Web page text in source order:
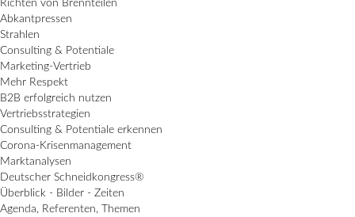
Richten von Brennteilen
Abkantpressen
Strahlen
Consulting & Potentiale
Marketing-Vertrieb
Mehr Respekt
B2B erfolgreich nutzen
Vertriebsstrategien
Consulting & Potentiale erkennen
Corona-Krisenmanagement
Marktanalysen
Deutscher Schneidkongress®
Überblick - Bilder - Zeiten
Agenda, Referenten, Themen